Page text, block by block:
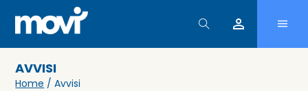
person
AVVISI
Home / Avvisi